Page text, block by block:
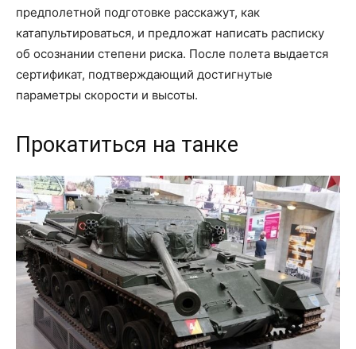
предполетной подготовке расскажут, как
катапультироваться, и предложат написать расписку
об осознании степени риска. После полета выдается
сертификат, подтверждающий достигнутые
параметры скорости и высоты.
Прокатиться на танке